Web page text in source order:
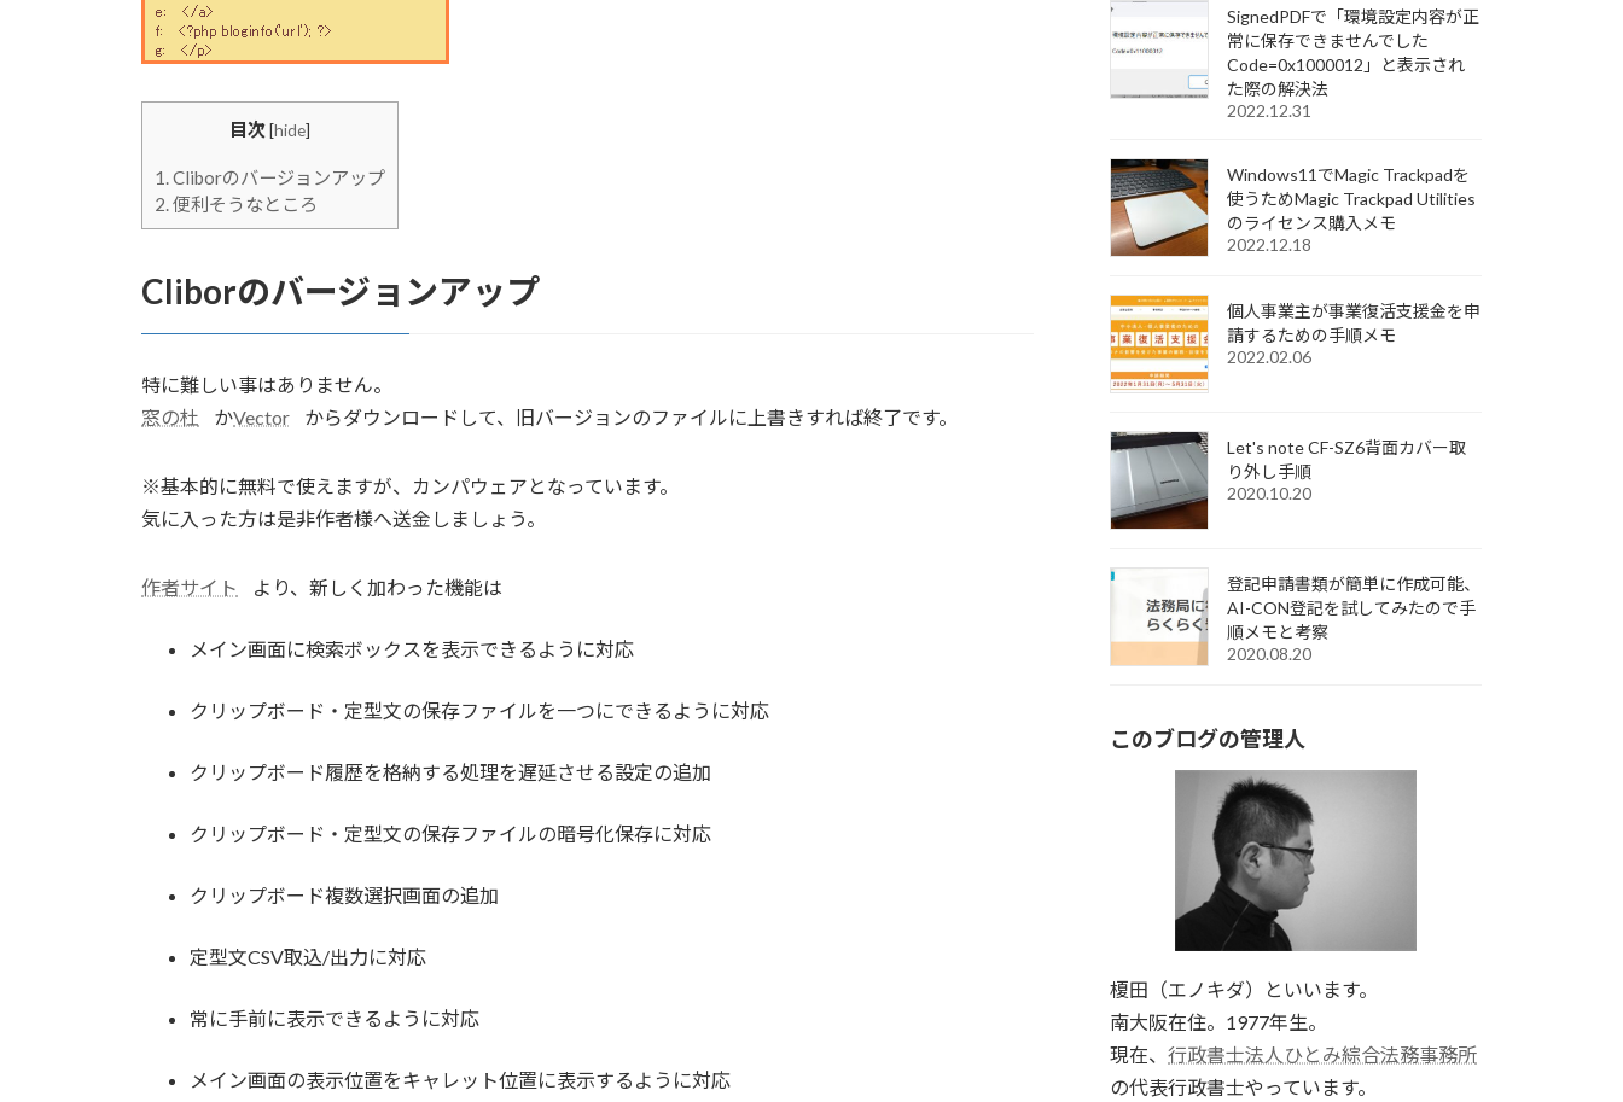
目次[hide]
1.Cliborのバージョンアップ
2.便利そうなところ
Cliborのバージョンアップ
特に難しい事はありません。
窓の杜
かVector からダウンロードして、旧バージョンのファイルに上書きすれば終了です。
※基本的に無料で使えますが、カンパウェアとなっています。
気に入った方は是非作者様へ送金しましょう。
作者サイト より、新しく加わった機能は
メイン画面に検索ボックスを表示できるように対応
クリップボード・定型文の保存ファイルを一つにできるように対応
クリップボード履歴を格納する処理を遅延させる設定の追加
クリップボード・定型文の保存ファイルの暗号化保存に対応
クリップボード複数選択画面の追加
定型文CSV取込/出力に対応
常に手前に表示できるように対応
メイン画面の表示位置をキャレット位置に表示するように対応
SignedPDFで「環境設定内容が正
常に保存できませんでした
Code=0x1000012」と表示され
た際の解決法
2022.12.31
Windows11でMagic Trackpadを
使うためMagic Trackpad Utilities
のライセンス購入メモ
2022.12.18
個人事業主が事業復活支援金を申
請するための手順メモ
2022.02.06
Let's note CF-SZ6背面カバー取
り外し手順
2020.10.20
登記申請書類が簡単に作成可能、
AI-CON登記を試してみたので手
順メモと考察
2020.08.20
このブログの管理人
榎田（エノキダ）といいます。
南大阪在住。1977年生。
現在、行政書士法人ひとみ綜合法務事務所
の代表行政書士やっています。